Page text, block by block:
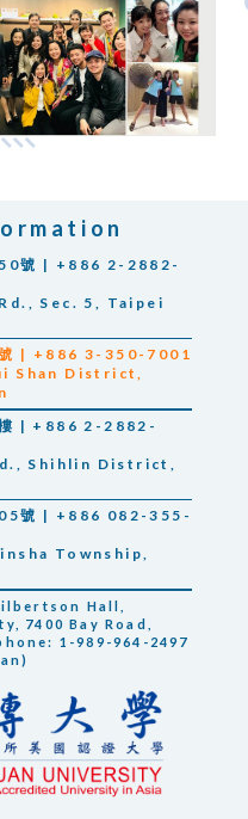
號 | +886 2-2882-
Sec. 5, Taipei
號 | +886 3-350-7001
Shan District,
樓 | +886 2-2882-
Shihlin District,
號 | +886 082-355-
Township,
Hall,
7400 Bay Road,
1-989-964-2497